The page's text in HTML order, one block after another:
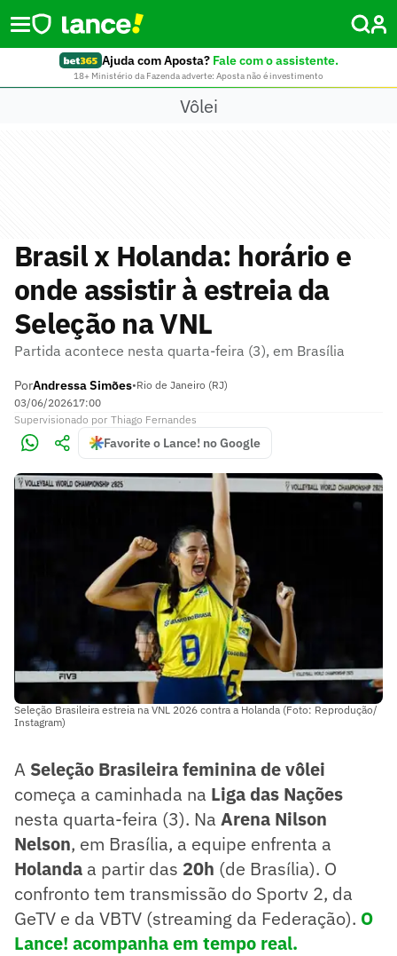
Ajuda com Aposta? Fale com o assistente.
18+ Ministério da Fazenda adverte: Aposta não é investimento
Vôlei
Brasil x Holanda: horário e
onde assistir à estreia da
Seleção na VNL
Partida acontece nesta quarta-feira (3), em Brasília
PorAndressa Simões•Rio de Janeiro (RJ)
03/06/202617:00
Supervisionado por Thiago Fernandes
Favorite o Lance! no Google
Seleção Brasileira estreia na VNL 2026 contra a Holanda (Foto: Reprodução/
Instagram)
A Seleção Brasileira feminina de vôlei
começa a caminhada na Liga das Nações
nesta quarta-feira (3). Na Arena Nilson
Nelson, em Brasília, a equipe enfrenta a
Holanda a partir das 20h (de Brasília). O
confronto tem transmissão do Sportv 2, da
GeTV e da VBTV (streaming da Federação). O
Lance! acompanha em tempo real.